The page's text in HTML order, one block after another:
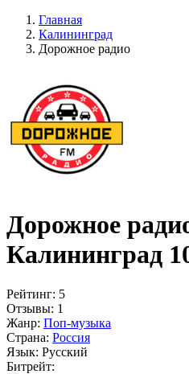
Главная
Калининград
Дорожное радио
Дорожное
Калининград
Рейтинг: 5
Отзывы: 1
Жанр: Поп-музыка
Страна: Россия
Язык: Русский
Битрейт: